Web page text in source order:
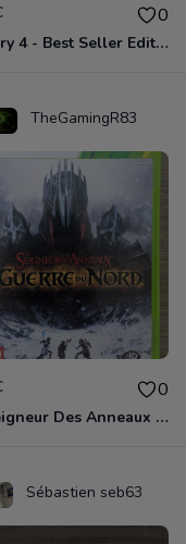
0
Far Cry 4 - Best Seller Edition Xbox 360
TheGamingR83
0
Le Seigneur Des Anneaux - La Guerre Du Nord Xbox 360
Sébastien seb63